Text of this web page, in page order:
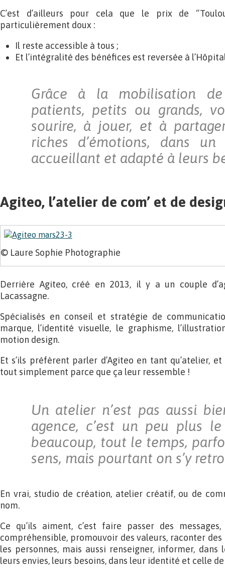
C’est d’ailleurs pour cela que le prix de
particulièrement doux :
Il reste accessible à tous ;
Et l’intégralité des bénéfices est reversée à
Grâce à la mobilisation
patients, petits ou grands,
sourire, à jouer, et à
riches d’émotions, dans un
accueillant et adapté à leurs
Agiteo, l’atelier de com’ et de
© Laure Sophie Photographie
Derrière Agiteo, créé en 2013, il y a un couple
Lacassagne.
Spécialisés en conseil et stratégie de
marque, l’identité visuelle, le graphisme,
motion design.
Et s’ils préfèrent parler d’Agiteo en tant qu’atelier, et
tout simplement parce que ça leur ressemble !
Un atelier n’est pas aussi
agence, c’est un peu plus
beaucoup, tout le temps,
sens, mais pourtant on s’y
En vrai, studio de création, atelier créatif, ou de
nom.
Ce qu’ils aiment, c’est faire passer des
compréhensible, promouvoir des valeurs, raconter
les personnes, mais aussi renseigner, informer, dans
leurs envies, leurs besoins, dans leur identité et celle